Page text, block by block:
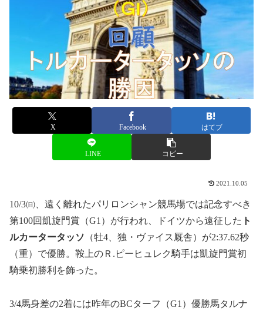
X Facebook はてブ
LINE コピー
2021.10.05
10/3㈰、遠く離れたパリロンシャン競馬場では記念すべき
第100回凱旋門賞（G1）が行われ、ドイツから遠征した ト
ルカータータッソ （牡4、独・ヴァイス厩舎）が2:37.62秒
（重）で優勝。鞍上のＲ.ピーヒュレク騎手は凱旋門賞初
騎乗初勝利を飾った。
3/4馬身差の2着には昨年のBCターフ（G1）優勝馬タルナ